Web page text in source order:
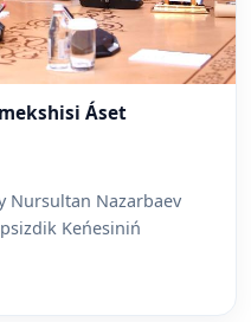
Áset
Nursultan Nazarbaev
Keńesiniń